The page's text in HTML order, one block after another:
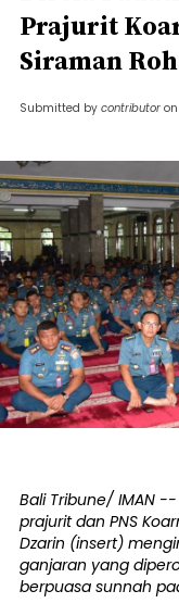
Prajurit
Siraman
Submitted by contributor on
Bali Tribune/ IMAN
prajurit dan PNS
Dzarin (insert)
ganjaran yang
berpuasa sunnah